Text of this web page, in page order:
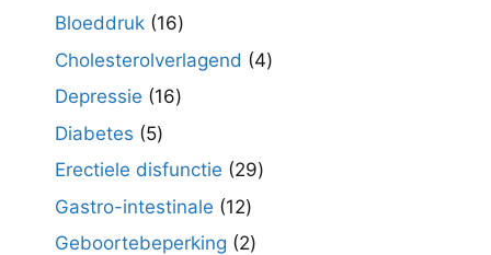
producten
Bloeddruk 1616
producten
Cholesterolverlagend 44
Depressie 1616
Diabetes 55
producten
Erectiele disfunctie 2929
Gastro-intestinale 1212
producten
Geboortebeperking 22